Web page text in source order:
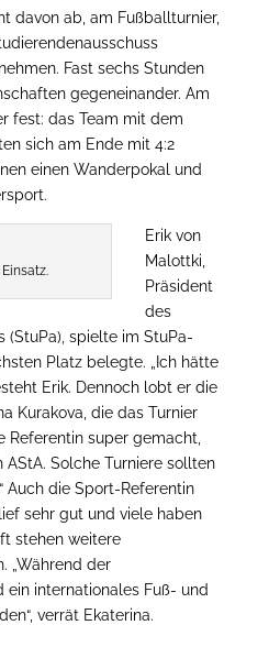
davon ab, am Fußballturnier,
Fast sechs Stunden
gegeneinander. Am
fest: das Team mit dem
sich am Ende mit 4:2
einen Wanderpokal und
Erik von
Malottki,
Präsident
des
spielte im StuPa-
Platz belegte. „Ich hätte
Erik. Dennoch lobt er die
Kurakova, die das Turnier
Referentin super gemacht,
Solche Turniere sollten
Auch die Sport-Referentin
sehr gut und viele haben
stehen weitere
„Während der
ein internationales Fuß- und
verrät Ekaterina.